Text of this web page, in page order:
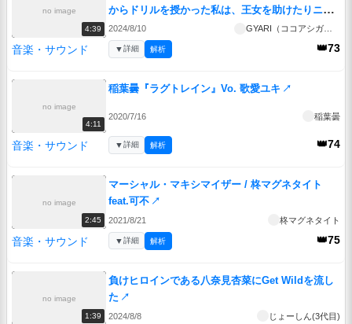
no image
4:39
からドリルを授かった私は、王女を助けたりニセ
勇者を追放したり魔王を討伐して最強になったの
でスローライフを送ります～※これは音楽動画で
す【オリジナル曲】
2024/8/10
音楽・サウンド 👑73
▼詳細 解析
no image
4:11
稲葉曇『ラグトレイン』Vo. 歌愛ユキ ↗
2020/7/16 稲葉曇
音楽・サウンド 👑74
▼詳細 解析
no image
2:45
マーシャル・マキシマイザー / 柊マグネタイト
feat.可不 ↗
2021/8/21 柊マグネタイト
音楽・サウンド 👑75
▼詳細 解析
no image
1:39
負けヒロインである八奈見杏菜にGet Wildを流し
た ↗
2024/8/8 じょーしん(3代目)